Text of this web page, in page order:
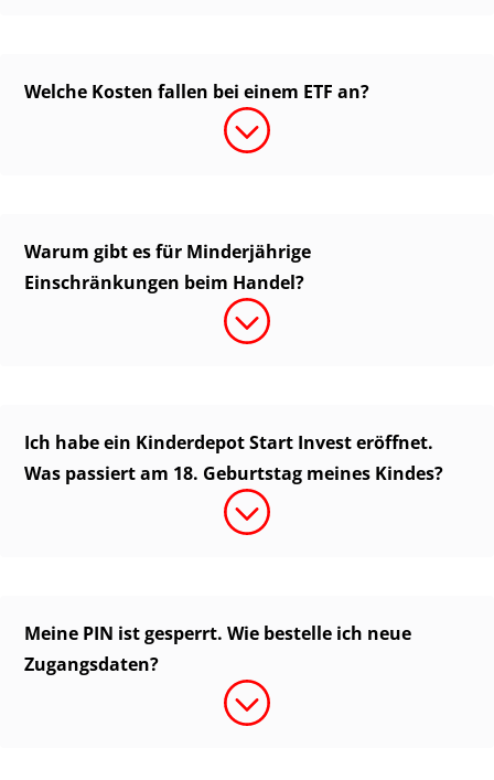
Welche Kosten fallen bei einem ETF an?
Warum gibt es für Minderjährige
Einschränkungen beim Handel?
Ich habe ein Kinderdepot Start Invest eröffnet.
Was passiert am 18. Geburtstag meines Kindes?
Meine PIN ist gesperrt. Wie bestelle ich neue
Zugangsdaten?